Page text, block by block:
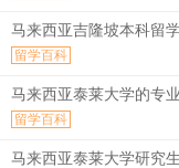
马来西亚吉隆坡本科留
留学百科
马来西亚泰莱大学的专业
留学百科
马来西亚泰莱大学研究